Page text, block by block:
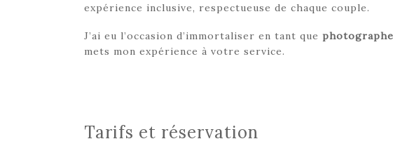
expérience inclusive, respectueuse de chaque couple.
J’ai eu l’occasion d’immortaliser en tant que photographe
mets mon expérience à votre service.
Tarifs et réservation